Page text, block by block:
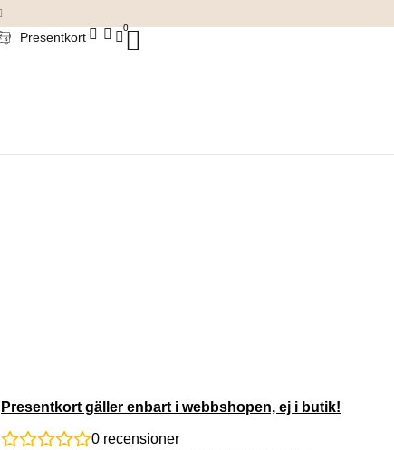
Presentkort
0
Presentkort gäller enbart i webbshopen, ej i butik!
0 recensioner